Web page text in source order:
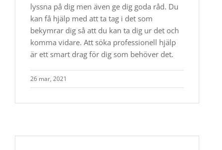
lyssna på dig men även ge dig goda råd. Du
kan få hjälp med att ta tag i det som
bekymrar dig så att du kan ta dig ur det och
komma vidare. Att söka professionell hjälp
är ett smart drag för dig som behöver det.
26 mar, 2021